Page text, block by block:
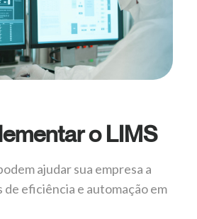
o LIMS
ajudar sua empresa a
de eficiência e automação em